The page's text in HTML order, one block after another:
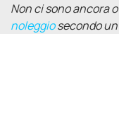
Non ci sono ancora
noleggiosecondo